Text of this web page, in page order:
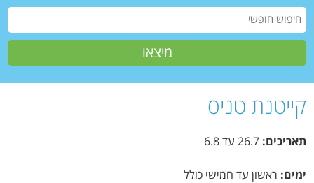
קייטנת טניס
תאריכים:26.7 עד 6.8
ימים:ראשון עד חמישי כולל